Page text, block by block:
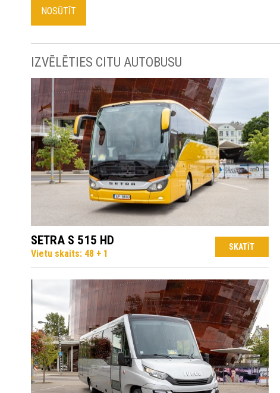
IZVĒLĒTIES CITU AUTOBUSU
SETRA S 515 HD
Vietu skaits: 48 + 1
SKATĪT